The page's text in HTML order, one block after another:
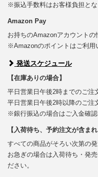
※振込手数料はお客様負担とな
Amazon Pay
お持ちのAmazonアカウントの
※Amazonのポイントはご利用
発送スケジュール
【在庫ありの場合】
平日営業日午後2時までのご注
平日営業日午後2時以降のご注
※銀行振込の場合はご入金確認
【入荷待ち、予約注文が含まれ
すべての商品がそろい次第の発
お急ぎの場合は入荷待ち・発
ださい。